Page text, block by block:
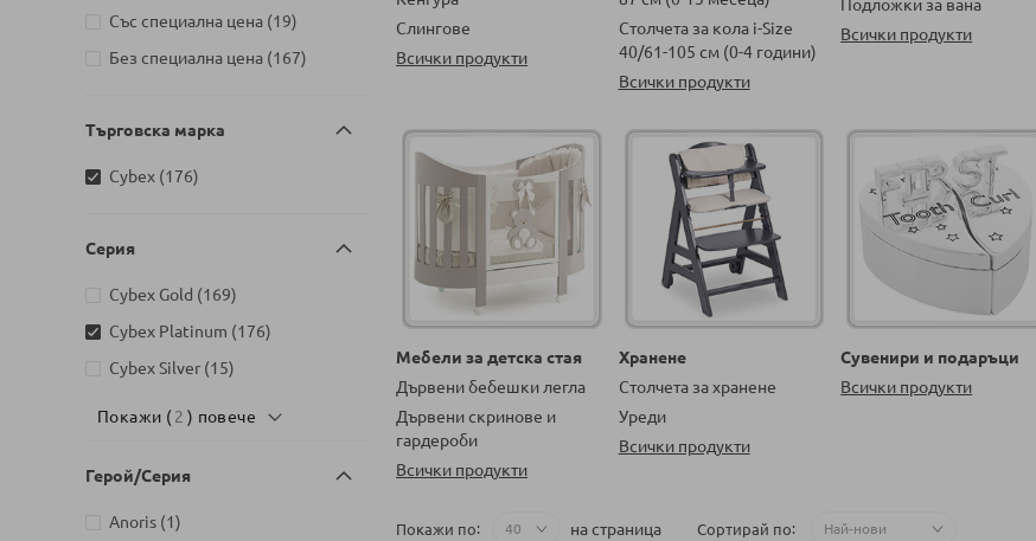
Слингове
Всички продукти
Столчета за кола i-Size
40/61-105 см (0-4 години)
Всички продукти
Подложки за вана
Всички продукти
Мебели за детска стая
Дървени бебешки легла
Дървени скринове и
гардероби
Всички продукти
Хранене
Столчета за хранене
Уреди
Всички продукти
Сувенири и подаръци
Всички продукти
Покажи по на страница Сортирай по
проход 18, Гео Милев, София
Детски магазин на бул. Черни
Детски магазин на ул.
Със специална цена 19
артикули
Без специална цена 167
артикули
Търговска марка
Cybex 176
артикули
Серия
Cybex Gold 169
артикули
Cybex Platinum
176
артикули
Cybex Silver 15
артикули
Покажи (2 ) повече
Герой/Серия
Anoris 1
артикул